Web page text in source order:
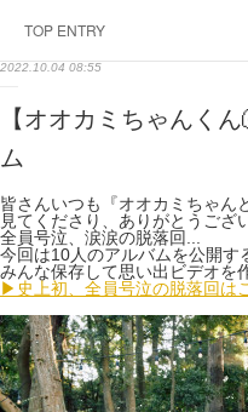
TOP ENTRY
2022.10.04 08:55
【オオカミちゃんく
ム
皆さんいつも『オオカミちゃん
見てくださり、ありがとうござ
全員号泣、涙涙の脱落回...
今回は10人のアルバムを公開
みんな保存して思い出ビデオを
▶︎史上初、全員号泣の脱落回は